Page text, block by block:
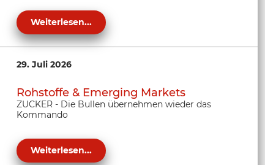
Weiterlesen...
29. Juli 2026
Rohstoffe & Emerging Markets
ZUCKER - Die Bullen übernehmen wieder das
Kommando
Weiterlesen...